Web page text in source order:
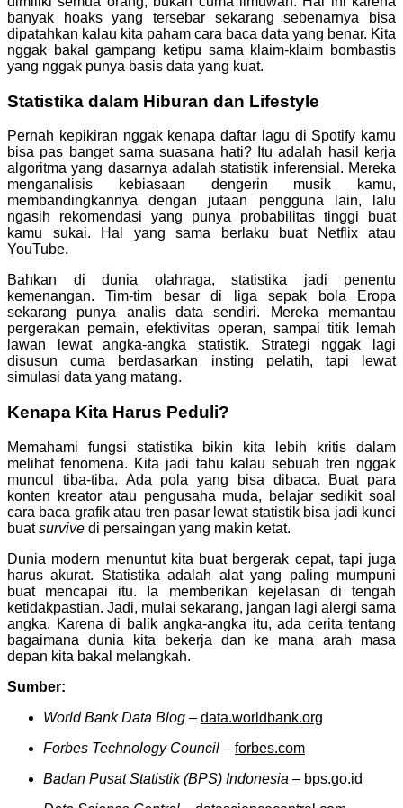
banyak hoaks yang tersebar sekarang sebenarnya bisa
dipatahkan kalau kita paham cara baca data yang benar. Kita
nggak bakal gampang ketipu sama klaim-klaim bombastis
yang nggak punya basis data yang kuat.
Statistika dalam Hiburan dan Lifestyle
Pernah kepikiran nggak kenapa daftar lagu di Spotify kamu
bisa pas banget sama suasana hati? Itu adalah hasil kerja
algoritma yang dasarnya adalah statistik inferensial. Mereka
menganalisis kebiasaan dengerin musik kamu,
membandingkannya dengan jutaan pengguna lain, lalu
ngasih rekomendasi yang punya probabilitas tinggi buat
kamu sukai. Hal yang sama berlaku buat Netflix atau
YouTube.
Bahkan di dunia olahraga, statistika jadi penentu
kemenangan. Tim-tim besar di liga sepak bola Eropa
sekarang punya analis data sendiri. Mereka memantau
pergerakan pemain, efektivitas operan, sampai titik lemah
lawan lewat angka-angka statistik. Strategi nggak lagi
disusun cuma berdasarkan insting pelatih, tapi lewat
simulasi data yang matang.
Kenapa Kita Harus Peduli?
Memahami fungsi statistika bikin kita lebih kritis dalam
melihat fenomena. Kita jadi tahu kalau sebuah tren nggak
muncul tiba-tiba. Ada pola yang bisa dibaca. Buat para
konten kreator atau pengusaha muda, belajar sedikit soal
cara baca grafik atau tren pasar lewat statistik bisa jadi kunci
buatsurvive di persaingan yang makin ketat.
Dunia modern menuntut kita buat bergerak cepat, tapi juga
harus akurat. Statistika adalah alat yang paling mumpuni
buat mencapai itu. Ia memberikan kejelasan di tengah
ketidakpastian. Jadi, mulai sekarang, jangan lagi alergi sama
angka. Karena di balik angka-angka itu, ada cerita tentang
bagaimana dunia kita bekerja dan ke mana arah masa
depan kita bakal melangkah.
Sumber:
World Bank Data Blog – data.worldbank.org
Forbes Technology Council – forbes.com
Badan Pusat Statistik (BPS) Indonesia – bps.go.id